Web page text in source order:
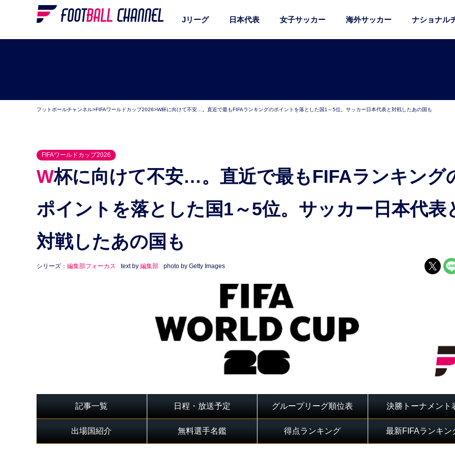
Jリーグ 日本代表 女子サッカー 海外サッカー ナショナル
フットボールチャンネル>FIFAワールドカップ2026>W杯に向けて不安…。直近で最もFIFAランキングのポイントを落とした国1～5位。サッカー日本代表と対戦したあの国も
FIFAワールドカップ2026
W杯に向けて不安…。直近で最もFIFAランキングの
ポイントを落とした国1～5位。サッカー日本代表
対戦したあの国も
シリーズ： 編集部フォーカス text by 編集部 photo by Getty Images
記事一覧 日程・放送予定 グループリーグ順位表 決勝トーナメント
出場国紹介 無料選手名鑑 得点ランキング 最新FIFAランキン